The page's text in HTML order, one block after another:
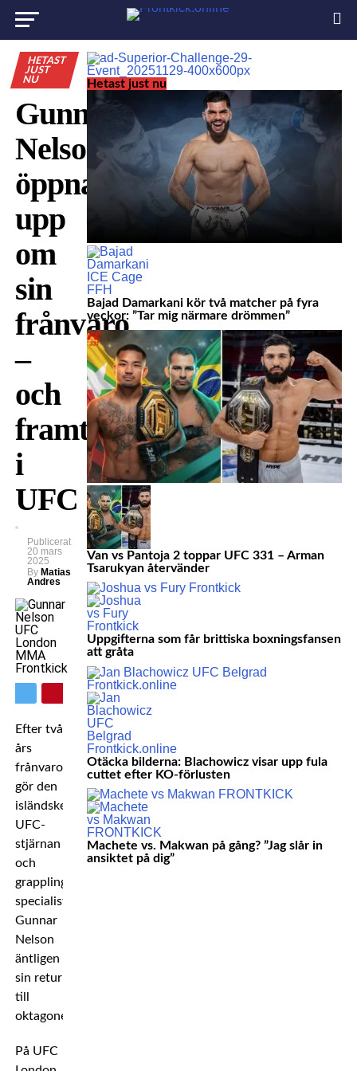
HETAST
JUST
NU
Gunnar
Nelson
öppnar
upp
om
sin
frånvaro
–
och
framtiden
i
UFC
Publicerat
20 mars
2025
By Matias
Andres
Efter två
års
frånvaro
gör den
isländske
UFC-
stjärnan
och
grappling-
specialisten
Gunnar
Nelson
äntligen
sin retur
till
oktagonen.
På UFC
Hetast just nu
Bajad Damarkani kör två matcher på fyra
veckor: ”Tar mig närmare drömmen”
Van vs Pantoja 2 toppar UFC 331 – Arman
Tsarukyan återvänder
Uppgifterna som får brittiska boxningsfansen
att gråta
Otäcka bilderna: Blachowicz visar upp fula
cuttet efter KO-förlusten
Machete vs. Makwan på gång? ”Jag slår in
ansiktet på dig”